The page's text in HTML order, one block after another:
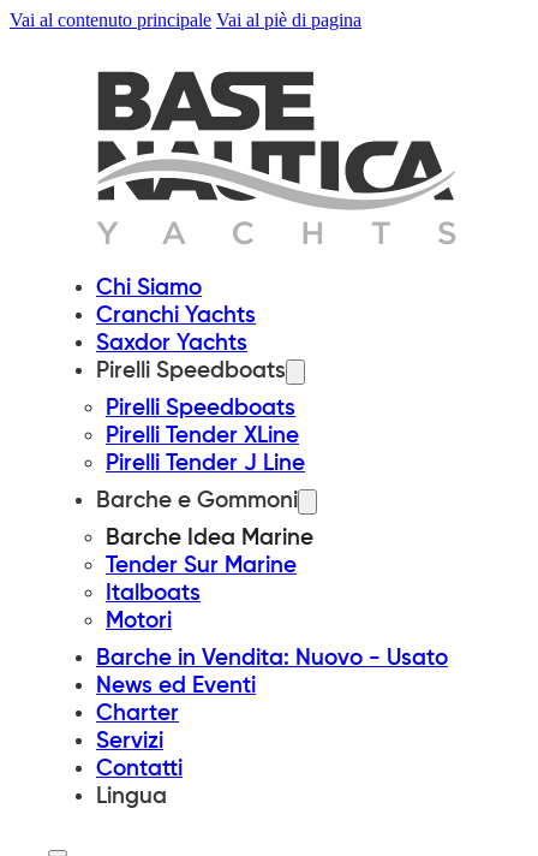
Vai al contenuto principale Vai al piè di pagina
Chi Siamo
Cranchi Yachts
Saxdor Yachts
Pirelli Speedboats
Pirelli Speedboats
Pirelli Tender XLine
Pirelli Tender J Line
Barche e Gommoni
Barche Idea Marine
Tender Sur Marine
Italboats
Motori
Barche in Vendita: Nuovo - Usato
News ed Eventi
Charter
Servizi
Contatti
Lingua